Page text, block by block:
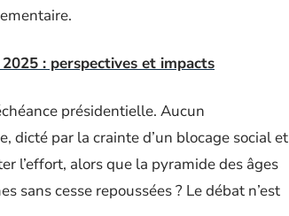
: perspectives et impacts
présidentielle. Aucun
dicté par la crainte d’un blocage social et
l’effort, alors que la pyramide des âges
sans cesse repoussées ? Le débat n’est